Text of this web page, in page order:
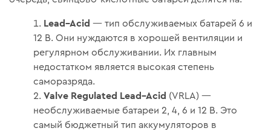
Lead–Acid — тип обслуживаемых батарей 6 и
12 В. Они нуждаются в хорошей вентиляции и
регулярном обслуживании. Их главным
недостатком является высокая степень
саморазряда.
Valve Regulated Lead–Acid (VRLA) —
необслуживаемые батареи 2, 4, 6 и 12 В. Это
самый бюджетный тип аккумуляторов в